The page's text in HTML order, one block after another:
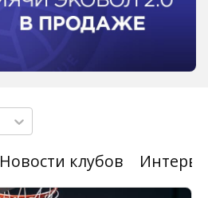
Новости клубов